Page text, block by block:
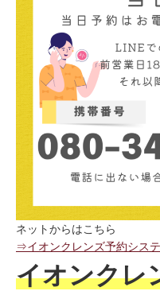
ネットからはこちら
⇒イオンクレンズ予約シス
イオンクレ